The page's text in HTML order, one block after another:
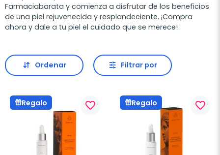
Farmaciabarata y comienza a disfrutar de los beneficios
de una piel rejuvenecida y resplandeciente. ¡Compra
ahora y dale a tu piel el cuidado que se merece!
Ordenar Filtrar por
Regalo favorite_border Regalo favorite_border